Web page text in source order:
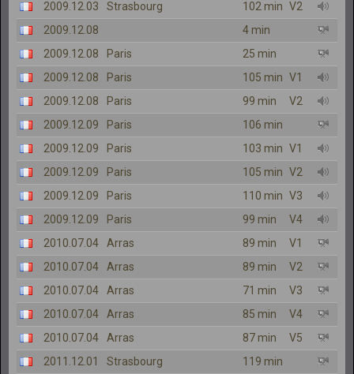
2009.12.03
Strasbourg 102 min V2
2009.12.08
4 min
2009.12.08
Paris
25 min
2009.12.08
Paris 105 min V1
2009.12.08
Paris 99 min
V2
2009.12.09
Paris
106 min
2009.12.09
Paris 103 min V1
2009.12.09
Paris 105 min V2
2009.12.09
Paris 110 min V3
2009.12.09
Paris 99 min
V4
2010.07.04
Arras 89 min
V1
2010.07.04
Arras 89 min
V2
2010.07.04
Arras 71 min
V3
2010.07.04
Arras 85 min
V4
2010.07.04
Arras 87 min
V5
2011.12.01
Strasbourg
119 min